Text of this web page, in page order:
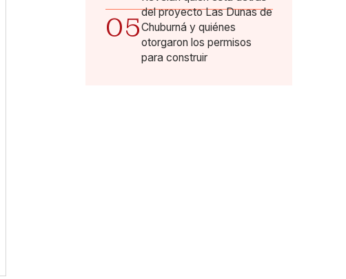
05del proyecto Las Dunas de
Chuburná y quiénes
otorgaron los permisos
para construir